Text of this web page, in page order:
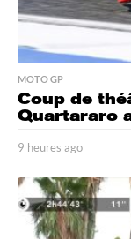
MOTO GP
Coup de
Quartararo
9 heures ago
e
u
r
e